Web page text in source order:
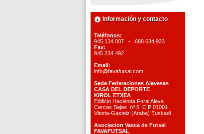
Información y contacto
Teléfonos:
945 134 007 - 688 634 923
Fax:
945 234 492
Email:
info@favafutsal.com
Sede Federaciones Alavesas
CASA DEL DEPORTE
KIROL ETXEA
Edificio Hacienda Foral Alava
Cercas Bajas nº 5 C.P 01001
Vitoria-Gasteiz (Araba) Euskadi
Asociacion Vasca de Futsal
FAVAFUTSAL